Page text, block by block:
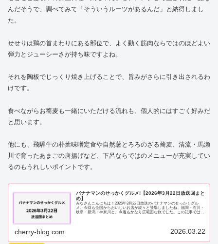
んだそうで、調べてみて「そういうルーツがあるんだ」と納得しまし
た。
せせりは鶏の首まわりにある部位で、よく動く筋肉ならではのほどよい
弾力とジューシーさが持ち味ですよね。
それを陶板でじっくり焼き上げることで、旨みがさらに引き出されるわ
けです。
食べながらお蕎麦も一緒にいただける流れも、個人的にはすごく好みだ
と思います。
他にも、飛騨牛の朴葉味噌定食や自然薯とろろのざる蕎麦、清流・馬瀬
川で育ったあまごの唐揚げなど、下呂ならではのメニューが充実してい
るのもうれしいポイントです。
バナナマンのせっかくグルメ!【2026年3月22日放送回まと
め】
みなさんこんにちは！2026年3月22日放送のバナナマンのせっかくグル
メ、今回も全国からおいしいお店が続々と登場しましたね。福岡・石川・
岐阜・新潟・神奈川と、今週もかなり広範囲な旅でした。この記事では、
cherry-blog.com 2026.03.22